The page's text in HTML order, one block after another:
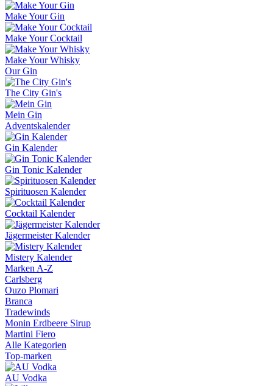
Make Your Gin
Make Your Cocktail
Make Your Whisky
Our Gin
The City Gin's
Mein Gin
Adventskalender
Gin Kalender
Gin Tonic Kalender
Spirituosen Kalender
Cocktail Kalender
Jägermeister Kalender
Mistery Kalender
Marken A-Z
Carlsberg
Ouzo Plomari
Branca
Tradewinds
Monin Erdbeere Sirup
Martini Fiero
Alle Kategorien
Top-marken
AU Vodka